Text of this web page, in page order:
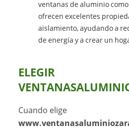
ventanas de aluminio como
ofrecen excelentes
aislamiento, ayudando a
de energía y a crear un
ELEGIR
Cuando elige